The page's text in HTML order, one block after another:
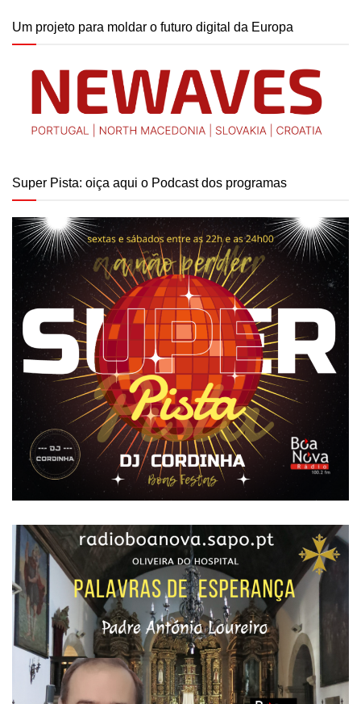
Um projeto para moldar o futuro digital da Europa
Super Pista: oiça aqui o Podcast dos programas